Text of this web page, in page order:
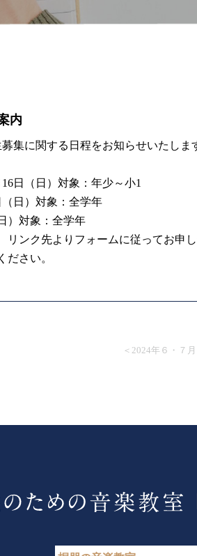
内
集に関する日程をお知らせいたしま
日（日）対象：年少～小1
日）対象：全学年
）対象：全学年
ンク先よりフォームに従ってお申し
ださい。
＜2024年６・７